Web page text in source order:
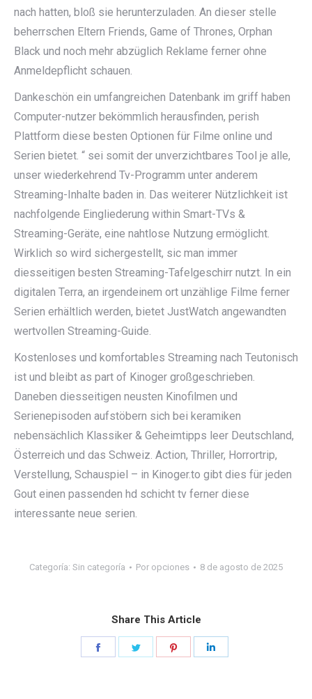
nach hatten, bloß sie herunterzuladen. An dieser stelle
beherrschen Eltern Friends, Game of Thrones, Orphan
Black und noch mehr abzüglich Reklame ferner ohne
Anmeldepflicht schauen.
Dankeschön ein umfangreichen Datenbank im griff haben
Computer-nutzer bekömmlich herausfinden, perish
Plattform diese besten Optionen für Filme online und
Serien bietet. “ sei somit der unverzichtbares Tool je alle,
unser wiederkehrend Tv-Programm unter anderem
Streaming-Inhalte baden in. Das weiterer Nützlichkeit ist
nachfolgende Eingliederung within Smart-TVs &
Streaming-Geräte, eine nahtlose Nutzung ermöglicht.
Wirklich so wird sichergestellt, sic man immer
diesseitigen besten Streaming-Tafelgeschirr nutzt. In ein
digitalen Terra, an irgendeinem ort unzählige Filme ferner
Serien erhältlich werden, bietet JustWatch angewandten
wertvollen Streaming-Guide.
Kostenloses und komfortables Streaming nach Teutonisch
ist und bleibt as part of Kinoger großgeschrieben.
Daneben diesseitigen neusten Kinofilmen und
Serienepisoden aufstöbern sich bei keramiken
nebensächlich Klassiker & Geheimtipps leer Deutschland,
Österreich und das Schweiz. Action, Thriller, Horrortrip,
Verstellung, Schauspiel – in Kinoger.to gibt dies für jeden
Gout einen passenden hd schicht tv ferner diese
interessante neue serien.
Categoría: Sin categoría Por opciones 8 de agosto de 2025
Share This Article